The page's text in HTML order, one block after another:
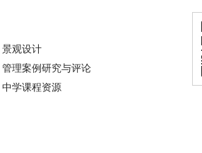
景观设计
管理案例研究与评论
中学课程资源